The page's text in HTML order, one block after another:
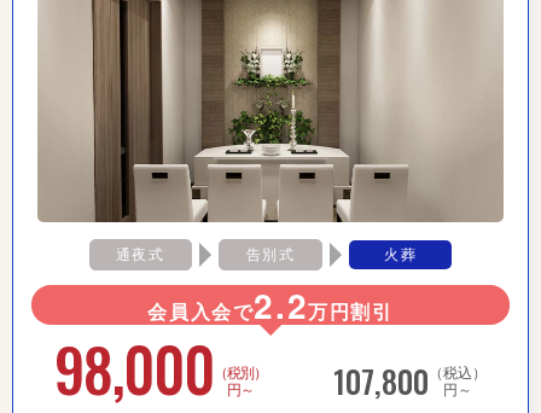
通夜式 告別式 火葬
会員入会で2.2万円割引
98,000 （税別）
円～
107,800 （税込）
円～